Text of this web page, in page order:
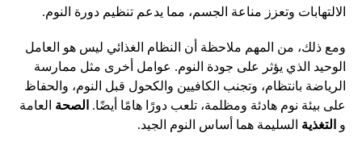
الالتهابات وتعزز مناعة الجسم، مما يدعم تنظيم دورة النوم.
ومع ذلك، من المهم ملاحظة أن النظام الغذائي ليس هو العامل
الوحيد الذي يؤثر على جودة النوم. عوامل أخرى مثل ممارسة
الرياضة بانتظام، وتجنب الكافيين والكحول قبل النوم، والحفاظ
على بيئة نوم هادئة ومظلمة، تلعب دورًا هامًا أيضًا. الصحة العامة
و التغذية السليمة هما أساس النوم الجيد.